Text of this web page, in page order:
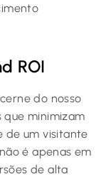
ROI
do nosso
minimizam
de um visitante
é apenas em
de alta